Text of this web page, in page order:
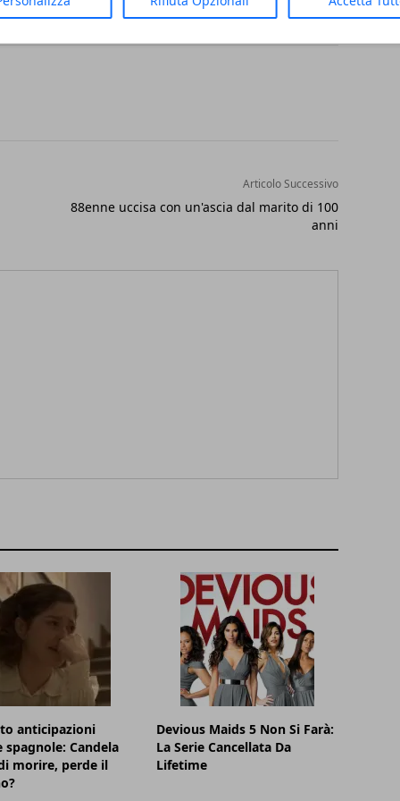
Articolo Successivo
88enne uccisa con un'ascia dal marito di 100
anni
anticipazioni
spagnole: Candela
morire, perde il
Devious Maids 5 Non Si Farà:
La Serie Cancellata Da
Lifetime